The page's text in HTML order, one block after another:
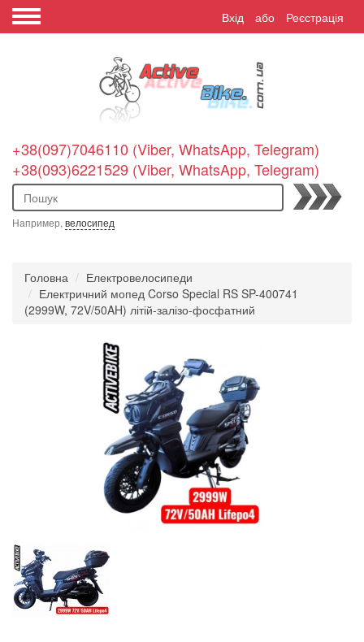
Вхід або Реєстрація
+38(097)7046110 (Viber, WhatsApp, Telegram)
+38(093)6221529 (Viber, WhatsApp, Telegram)
Пошук
Например, велосипед
Головна
Електровелосипеди
Електричний мопед Corso Special RS SP-400741
(2999W, 72V/50AH) літій-залізо-фосфатний